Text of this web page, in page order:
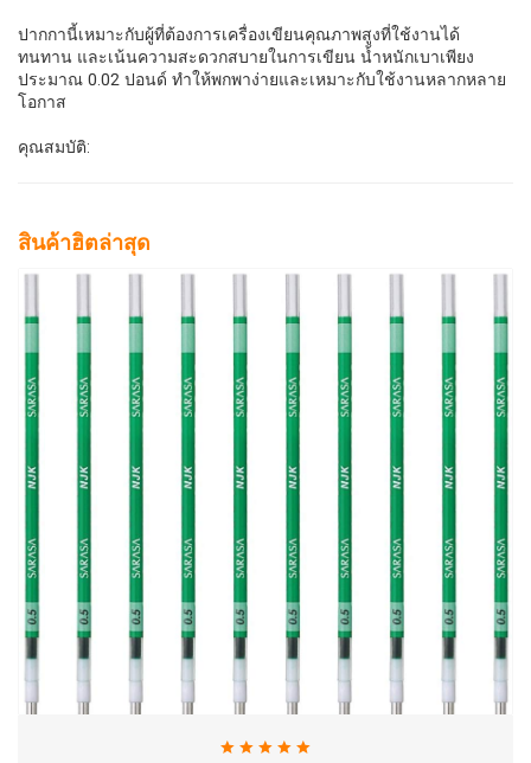
ปากกานี้เหมาะกับผู้ที่ต้องการเครื่องเขียนคุณภาพสูงที่ใช้งานได้
ทนทาน และเน้นความสะดวกสบายในการเขียน น้ำหนักเบาเพียง
ประมาณ 0.02 ปอนด์ ทำให้พกพาง่ายและเหมาะกับใช้งานหลากหลาย
โอกาส
คุณสมบัติ:
สินค้าฮิตล่าสุด